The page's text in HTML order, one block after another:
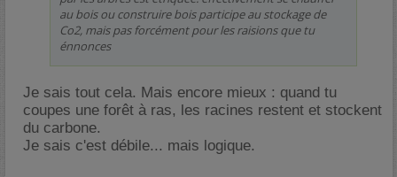
au bois ou construire bois participe au stockage de
Co2, mais pas forcément pour les raisions que tu
énnonces
Je sais tout cela. Mais encore mieux : quand tu
coupes une forêt à ras, les racines restent et stockent
du carbone.
Je sais c'est débile... mais logique.